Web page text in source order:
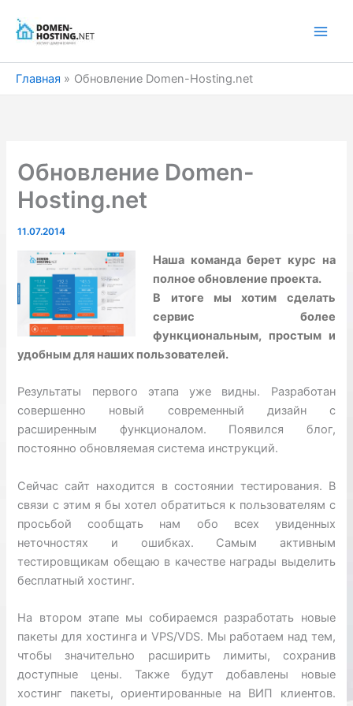
содержимому
Главная Обновление Domen-Hosting.net
Обновление Domen-
Hosting.net
11.07.2014
Наша команда берет курс на
полное обновление проекта.
В итоге мы хотим сделать
сервис более
функциональным, простым и
удобным для наших пользователей.
Результаты первого этапа уже видны. Разработан
совершенно новый современный дизайн с
расширенным функционалом. Появился блог,
постоянно обновляемая система инструкций.
Сейчас сайт находится в состоянии тестирования. В
связи с этим я бы хотел обратиться к пользователям с
просьбой сообщать нам обо всех увиденных
неточностях и ошибках. Самым активным
тестировщикам обещаю в качестве награды выделить
бесплатный хостинг.
На втором этапе мы собираемся разработать новые
пакеты для хостинга и VPS/VDS. Мы работаем над тем,
чтобы значительно расширить лимиты, сохранив
доступные цены. Также будут добавлены новые
хостинг пакеты, ориентированные на ВИП клиентов.